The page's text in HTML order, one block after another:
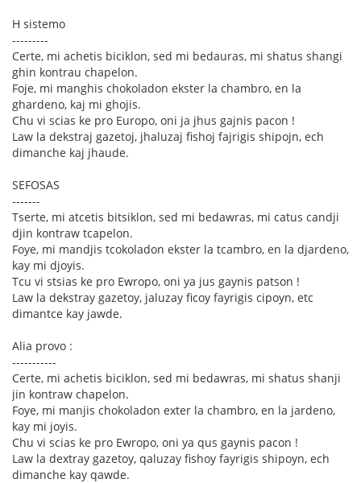
H sistemo
---------
Certe, mi achetis biciklon, sed mi bedauras, mi shatus shangi
ghin kontrau chapelon.
Foje, mi manghis chokoladon ekster la chambro, en la
ghardeno, kaj mi ghojis.
Chu vi scias ke pro Europo, oni ja jhus gajnis pacon !
Law la dekstraj gazetoj, jhaluzaj fishoj fajrigis shipojn, ech
dimanche kaj jhaude.
SEFOSAS
-------
Tserte, mi atcetis bitsiklon, sed mi bedawras, mi catus candji
djin kontraw tcapelon.
Foye, mi mandjis tcokoladon ekster la tcambro, en la djardeno,
kay mi djoyis.
Tcu vi stsias ke pro Ewropo, oni ya jus gaynis patson !
Law la dekstray gazetoy, jaluzay ficoy fayrigis cipoyn, etc
dimantce kay jawde.
Alia provo :
-----------
Certe, mi achetis biciklon, sed mi bedawras, mi shatus shanji
jin kontraw chapelon.
Foye, mi manjis chokoladon exter la chambro, en la jardeno,
kay mi joyis.
Chu vi scias ke pro Ewropo, oni ya qus gaynis pacon !
Law la dextray gazetoy, qaluzay fishoy fayrigis shipoyn, ech
dimanche kay qawde.